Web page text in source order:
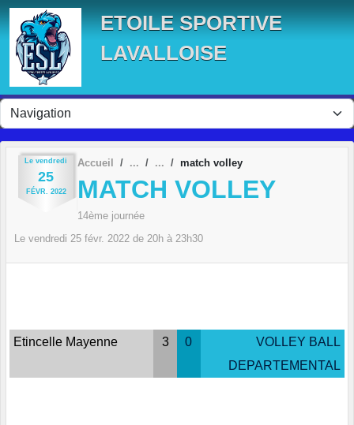
ETOILE SPORTIVE
LAVALLOISE
Le vendredi
25
FÉVR. 2022
Accueil match volley
MATCH VOLLEY
14ème journée
Le vendredi 25 févr. 2022 de 20h à 23h30
Etincelle Mayenne 3 0
VOLLEY BALL
DEPARTEMENTAL
Panneau de gestion des cookies